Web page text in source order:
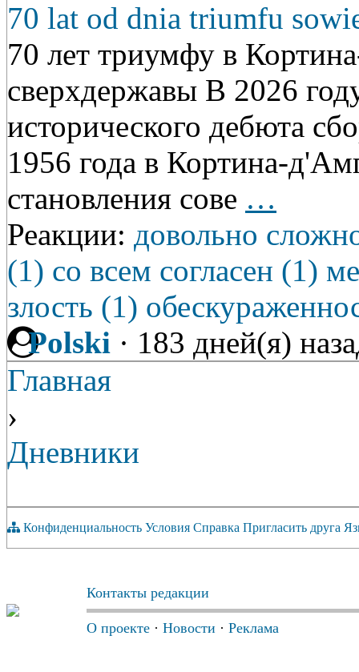
70 lat od dnia triumfu
70 лет триумфу в
сверхдержавы В 2026
исторического дебюта
1956 года в Кортина-
становления сове …
Реакции: довольно
(1) со всем согласен (1)
злость (1)
Polski · 183 дней(я)
Главная
›
Дневники
Конфиденциальность Условия Справка Пригласить друга
Контакты редакции
О проекте · Новости · Реклама